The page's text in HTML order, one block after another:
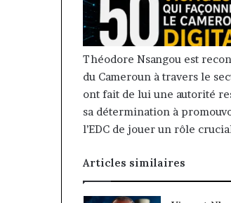
Théodore Nsangou est
du Cameroun à travers le
ont fait de lui une autorité
sa détermination à
l’EDC de jouer un rôle
Articles similaires